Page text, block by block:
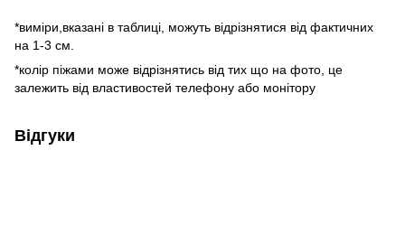
*виміри,вказані в таблиці, можуть відрізнятися від фактичних
на 1-3 см.
*колір піжами може відрізнятись від тих що на фото, це
залежить від властивостей телефону або монітору
Відгуки